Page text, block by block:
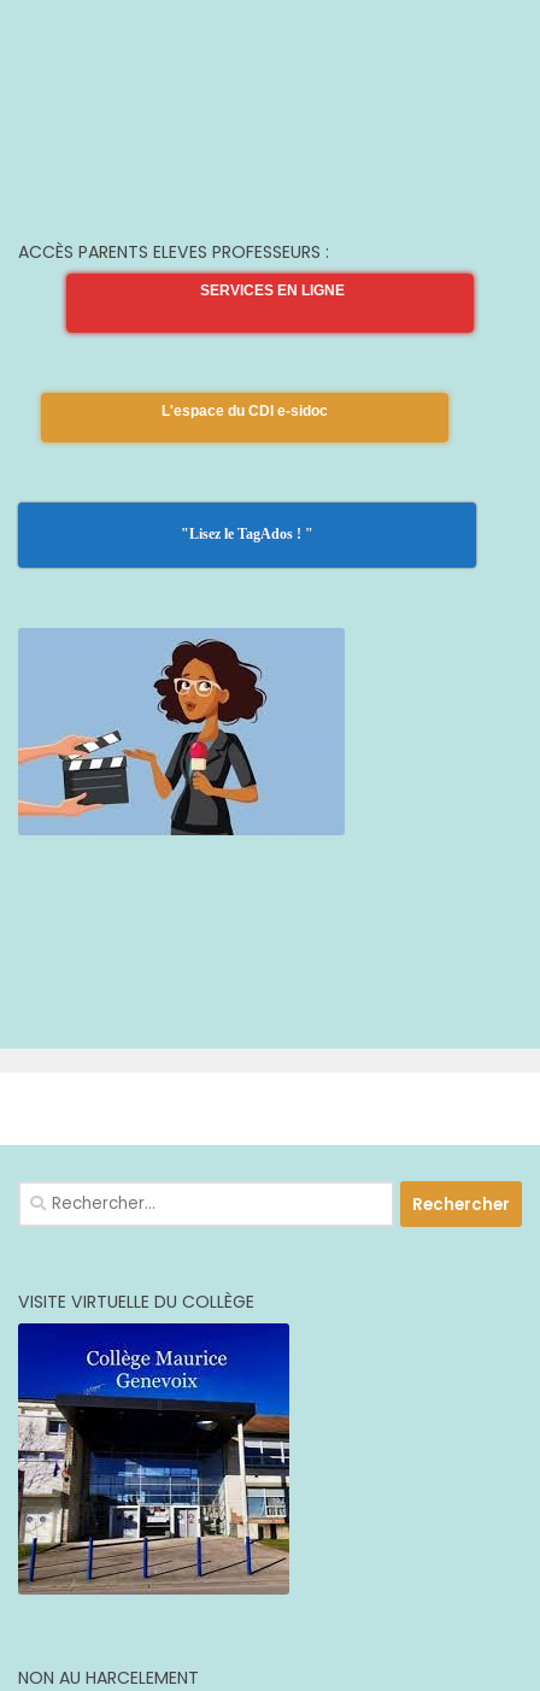
ACCÈS PARENTS ELEVES PROFESSEURS :
SERVICES EN LIGNE
L'espace du CDI e-sidoc
"Lisez le TagAdos ! "
Rechercher :
VISITE VIRTUELLE DU COLLÈGE
NON AU HARCELEMENT